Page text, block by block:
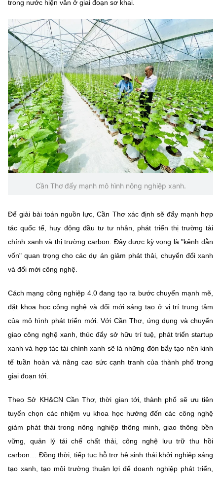
trong nước hiện vẫn ở giai đoạn sơ khai.
Cần Thơ đẩy mạnh mô hình nông nghiệp xanh.
Để giải bài toán nguồn lực, Cần Thơ xác định sẽ đẩy mạnh hợp
tác quốc tế, huy động đầu tư tư nhân, phát triển thị trường tài
chính xanh và thị trường carbon. Đây được kỳ vọng là "kênh dẫn
vốn" quan trọng cho các dự án giảm phát thải, chuyển đổi xanh
và đổi mới công nghệ.
Cách mạng công nghiệp 4.0 đang tạo ra bước chuyển mạnh mẽ,
đặt khoa học công nghệ và đổi mới sáng tạo ở vị trí trung tâm
của mô hình phát triển mới. Với Cần Thơ, ứng dụng và chuyển
giao công nghệ xanh, thúc đẩy sở hữu trí tuệ, phát triển startup
xanh và hợp tác tài chính xanh sẽ là những đòn bẩy tạo nên kinh
tế tuần hoàn và nâng cao sức cạnh tranh của thành phố trong
giai đoạn tới.
Theo Sở KH&CN Cần Thơ, thời gian tới, thành phố sẽ ưu tiên
tuyển chọn các nhiệm vụ khoa học hướng đến các công nghệ
giảm phát thải trong nông nghiệp thông minh, giao thông bền
vững, quản lý tái chế chất thải, công nghệ lưu trữ thu hồi
carbon… Đồng thời, tiếp tục hỗ trợ hệ sinh thái khởi nghiệp sáng
tạo xanh, tạo môi trường thuận lợi để doanh nghiệp phát triển,